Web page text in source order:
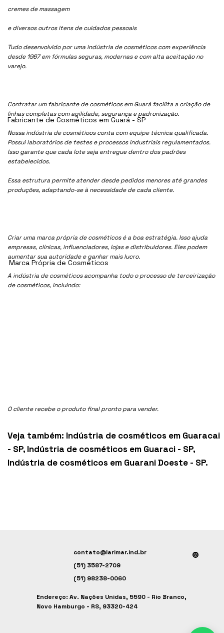
cremes de massagem
e diversos outros itens de cuidados pessoais
Tudo desenvolvido por uma indústria de cosméticos com experiência
desde 1967 em fórmulas seguras, modernas e com alta aceitação no
varejo.
Contratar um fabricante de cosméticos em Guará facilita a criação de
linhas completas com agilidade, segurança e padronização.
Nossa indústria de cosmétioos conta com equipe técnica qualificada.
Possui laboratórios de testes e processos industriais regulamentados.
Isso garante que cada lote seja entregue dentro dos padrões
estabelecidos.
Essa estrutura permite atender desde pedidos menores até grandes
produções, adaptando-se à necessidade de cada cliente.
Criar uma marca própria de cosméticos é a boa estratégia. Isso ajuda
empresas, clínicas, influenciadores, lojas e distribuidores. Eles podem
aumentar sua autoridade e ganhar mais lucro.
A indústria de cosméticos acompanha todo o processo de terceirização
de cosméticos, incluindo:
O cliente recebe o produto final pronto para vender.
Veja também: Indústria de cosméticos em Guaracai
- SP, Indústria de cosméticos em Guaraci - SP,
Indústria de cosméticos em Guarani Doeste - SP.
Fabricante de Cosméticos em Guará - SP
Marca Própria de Cosméticos
contato@larimar.ind.br
(51) 3587-2709
(51) 98238-0060
Endereço: Av. Nações Unidas, 5590 - Rio Branco,
Novo Hamburgo - RS, 93320-424